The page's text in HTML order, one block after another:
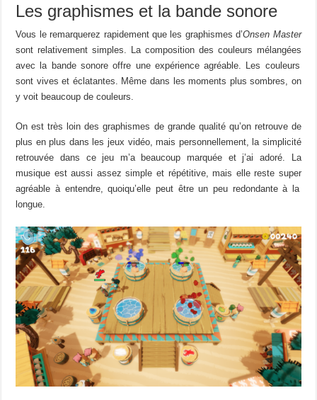
Les graphismes et la bande sonore
Vous le remarquerez rapidement que les graphismes d’Onsen Master
sont relativement simples.
La composition des couleurs mélangées
avec la bande sonoreoffre une expérience agréable.
Les couleurs
sont vives et éclatantes. Même dans les moments plussombres,
on
y voit beaucoup de couleurs.
On est très loin des graphismes de grande qualité qu’on retrouve de
plus en plus dans les jeux vidéo, mais personnellement, la simplicité
retrouvée dans ce jeu m’a beaucoup marquée et j’aiadoré
La
musique est aussi assez simple et répétitive, mais elle reste super
agréable à entendre,quoiqu’elle peut êtreun peu redondante à la
longue.